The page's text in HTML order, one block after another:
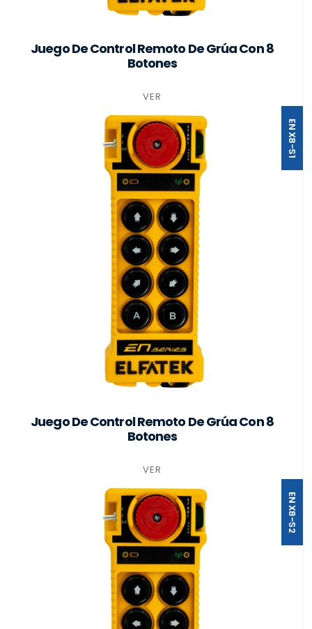
Juego De Control Remoto De Grúa Con 8
Botones
VER
EN X8-S1
Juego De Control Remoto De Grúa Con 8
Botones
VER
EN X8-S2